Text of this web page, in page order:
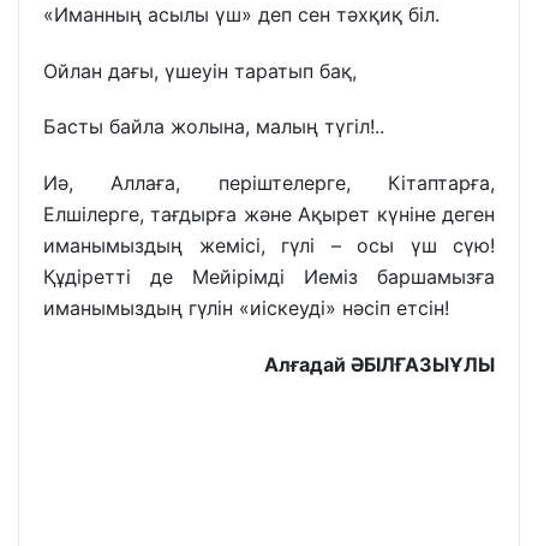
«Иманның асылы үш» деп сен тәхқиқ біл.
Ойлан дағы, үшеуін таратып бақ,
Басты байла жолына, малың түгіл!..
Иә, Аллаға, періштелерге, Кітаптарға,
Елшілерге, тағдырға және Ақырет күніне деген
иманымыздың жемісі, гүлі – осы үш сүю!
Құдіретті де Мейірімді Иеміз баршамызға
иманымыздың гүлін «иіскеуді» нәсіп етсін!
Алғадай ӘБІЛҒАЗЫҰЛЫ